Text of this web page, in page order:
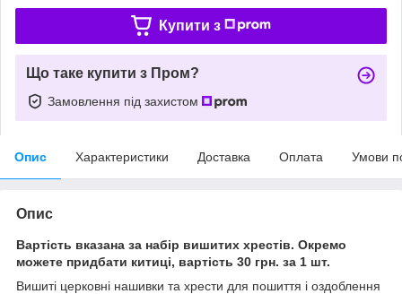
Купити з
Що таке купити з Пром?
Замовлення під захистом
Опис Характеристики Доставка Оплата Умови
Опис
Вартість вказана за набір вишитих хрестів. Окремо
можете придбати китиці, вартість 30 грн. за 1 шт.
Вишиті церковні нашивки та хрести для пошиття і оздоблення